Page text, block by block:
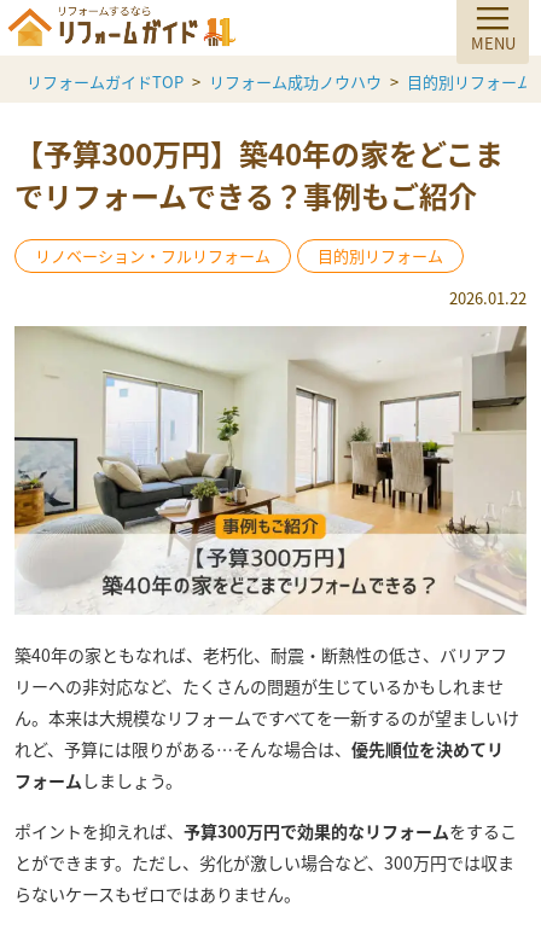
リフォームガイドTOP リフォーム成功ノウハウ 目的別リフォーム
【予算300万円】築40年の家をどこま
でリフォームできる？事例もご紹介
リノベーション・フルリフォーム
目的別リフォーム
2026.01.22
築40年の家ともなれば、老朽化、耐震・断熱性の低さ、バリアフ
リーへの非対応など、たくさんの問題が生じているかもしれませ
ん。本来は大規模なリフォームですべてを一新するのが望ましいけ
れど、予算には限りがある…そんな場合は、 優先順位を決めてリ
フォーム しましょう。
ポイントを抑えれば、 予算300万円で効果的なリフォームをするこ
とができます。ただし、劣化が激しい場合など、300万円では収ま
らないケースもゼロではありません。